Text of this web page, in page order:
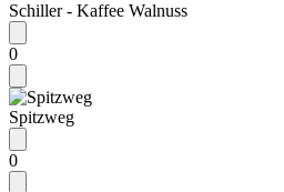
Schiller - Kaffee Walnuss
0
Spitzweg
0